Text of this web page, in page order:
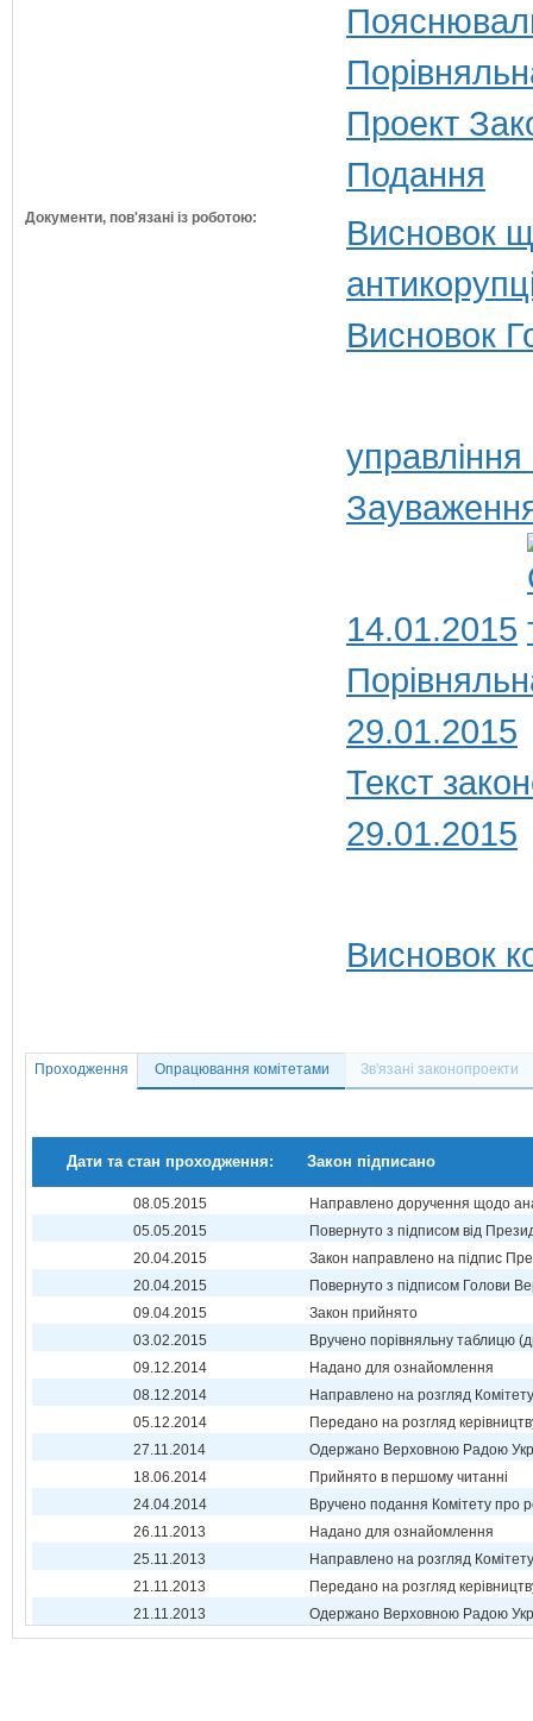
Проект
Подання
Документи, пов'язані із роботою:
Висновок
Висновок
14.01.2015
29.01.2015
Текст
29.01.2015
Висновок
Проходження Опрацювання комітетами Зв'язані законопроекти
Дати та стан проходження: Закон підписано
08.05.2015
Направлено доручення щодо
05.05.2015
Повернуто з підписом від
20.04.2015
Закон направлено на підпис
20.04.2015
Повернуто з підписом Голови
09.04.2015
Закон прийнято
03.02.2015
Вручено порівняльну таблицю
09.12.2014
Надано для ознайомлення
08.12.2014
Направлено на розгляд Комітету
05.12.2014
Передано на розгляд
27.11.2014
Одержано Верховною Радою
18.06.2014
Прийнято в першому читанні
24.04.2014
Вручено подання Комітету про
26.11.2013
Надано для ознайомлення
25.11.2013
Направлено на розгляд Комітету
21.11.2013
Передано на розгляд
21.11.2013
Одержано Верховною Радою